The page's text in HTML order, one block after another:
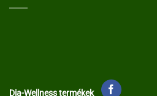
Dia-Wellness termékek